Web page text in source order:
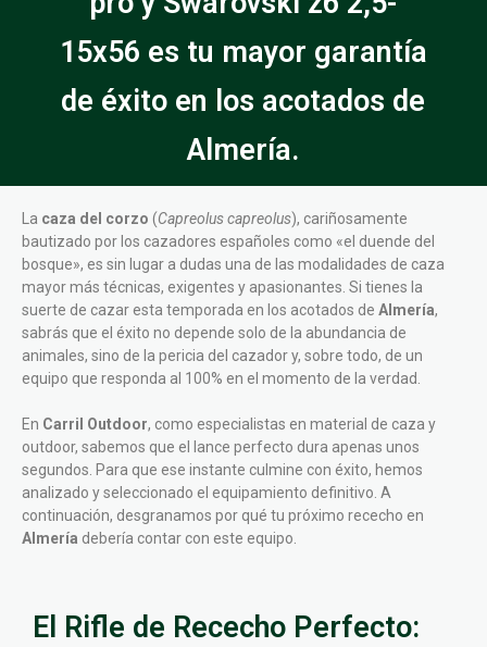
15x56 es tu mayor garantía
de éxito en los acotados de
Almería.
La caza del corzo (Capreolus capreolus), cariñosamente
bautizado por los cazadores españoles como «el duende del
bosque», es sin lugar a dudas una de las modalidades de caza
mayor más técnicas, exigentes y apasionantes. Si tienes la
suerte de cazar esta temporada en los acotados de Almería,
sabrás que el éxito no depende solo de la abundancia de
animales, sino de la pericia del cazador y, sobre todo, de un
equipo que responda al 100% en el momento de la verdad.
En Carril Outdoor, como especialistas en material de caza y
outdoor, sabemos que el lance perfecto dura apenas unos
segundos. Para que ese instante culmine con éxito, hemos
analizado y seleccionado el equipamiento definitivo. A
continuación, desgranamos por qué tu próximo rececho en
Almería debería contar con este equipo.
El Rifle de Rececho Perfecto: